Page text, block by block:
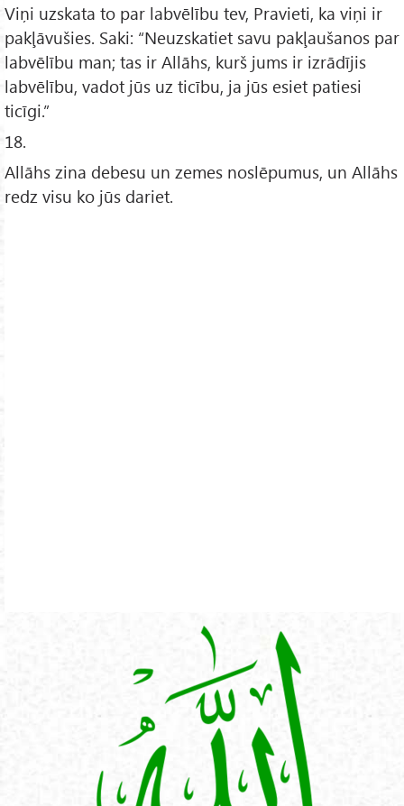
Viņi uzskata to par labvēlību tev, Pravieti, ka viņi ir
pakļāvušies. Saki: “Neuzskatiet savu pakļaušanos par
labvēlību man; tas ir Allāhs, kurš jums ir izrādījis
labvēlību, vadot jūs uz ticību, ja jūs esiet patiesi
ticīgi.”
18.
Allāhs zina debesu un zemes noslēpumus, un Allāhs
redz visu ko jūs dariet.